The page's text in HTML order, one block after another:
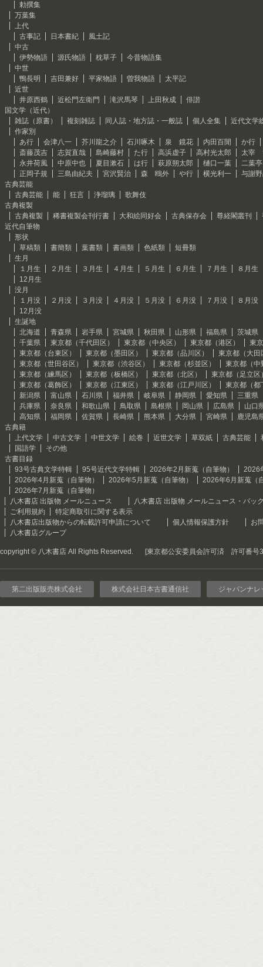
勅撰集
万葉集
上代
古事記
日本書紀
風土記
中古
伊勢物語
源氏物語 枕草子
今昔物語集
中世
鴨長明
吉田兼好 平家物語 曽我物語
太平記
近世
井原西鶴
近松門左衛門 滝沢馬琴 上田秋成
俳諧
国文学（近代）
雑誌（原書）
複刻雑誌 同人誌・地方誌・一般誌 個人全集
近代文学
作家別
あ行
会津八一 芥川龍之介 石川啄木 泉 鏡花 内田百閒
か行
斎藤茂吉
志賀直哉 島崎藤村 た行 高浜虚子 高村光太郎
太宰
永井荷風
中原中也 夏目漱石 は行 萩原朔太郎 樋口一葉
二葉
正岡子規
三島由紀夫 宮沢賢治 森 鴎外 や行 横光利一
与謝
古典芸能
古典芸能
能 狂言 浄瑠璃
歌舞伎
古典複製
古典複製
稀書複製会刊行書 大和絵同好会 古典保存会 尊経閣叢刊
近代自筆物
形状
草稿類
書簡類 葉書類 書画類 色紙類
短冊類
生月
１月生
２月生 ３月生 ４月生 ５月生 ６月生 ７月生
８月生
12月生
没月
１月没
２月没 ３月没 ４月没 ５月没 ６月没 ７月没
８月没
12月没
生誕地
北海道
青森県 岩手県 宮城県 秋田県 山形県 福島県
茨城県
千葉県
東京都（千代田区） 東京都（中央区） 東京都（港区）
東
東京都（台東区）
東京都（墨田区） 東京都（品川区）
東京都（大田
東京都（世田谷区）
東京都（渋谷区） 東京都（杉並区）
東京都（中
東京都（練馬区）
東京都（板橋区） 東京都（北区）
東京都（足立区
東京都（葛飾区）
東京都（江東区） 東京都（江戸川区）
東京都（都
新潟県
富山県 石川県 福井県 岐阜県 静岡県 愛知県
三重県
兵庫県
奈良県 和歌山県 鳥取県 島根県 岡山県 広島県
山口
高知県
福岡県 佐賀県 長崎県 熊本県 大分県 宮崎県
鹿児島
古典籍
上代文学
中古文学 中世文学 絵巻 近世文学 草双紙 古典芸能
国語学
その他
古書目録
93号古典文学特輯
95号近代文学特輯 2026年2月新蒐（自筆物）
2026
2026年4月新蒐（自筆物）
2026年5月新蒐（自筆物）
2026年6月新蒐（
2026年7月新蒐（自筆物）
八木書店 出版物 メールニュース
八木書店 出版物 メールニュース・バッ
ご利用規約
特定商取引に関する表示
八木書店出版物からの転載許可申請について
個人情報保護方針
お
八木書店グループ
copyright © 八木書店 All Rights Reserved. [東京都公安委員会許可済 許可番号
第二出版販売株式会社 株式会社日本古書通信社 ジャパンナレ